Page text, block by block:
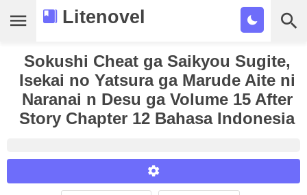
Litenovel
Daftar Novel
Tamat
Genre
Sokushi Cheat ga Saikyou Sugite,
Isekai no Yatsura ga Marude Aite ni
Naranai n Desu ga Volume 15 After
Story Chapter 12 Bahasa Indonesia